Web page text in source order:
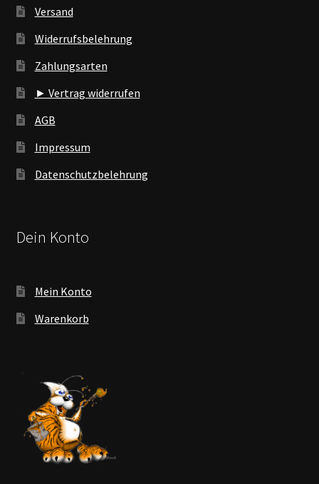
Versand
Widerrufsbelehrung
Zahlungsarten
► Vertrag widerrufen
AGB
Impressum
Datenschutzbelehrung
Dein Konto
Mein Konto
Warenkorb